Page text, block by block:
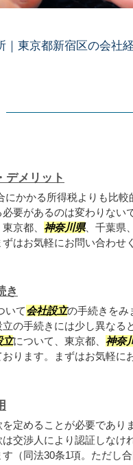
｜東京都新宿区の会社
デメリット
にかかる所得税よりも比
要があるのは変わりない
京都、 神奈川県、千葉県
はお気軽にお問い合わせ
き
いて会社設立の手続きをみ
の手続きには少し異なる
立について、東京都、 神奈
ります。まずはお気軽に
定めることが必要であり
交渉人により認証しなけ
（同法30条1項。ただし